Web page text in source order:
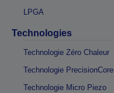
LPGA
Technologies
Technologie Zéro Chaleur
Technologie PrecisionCore
Technologie Micro Piezo